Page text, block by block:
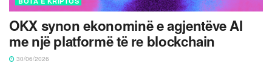
OKX synon ekonominë e agjentëve AI
me një platformë të re blockchain
30/06/2026